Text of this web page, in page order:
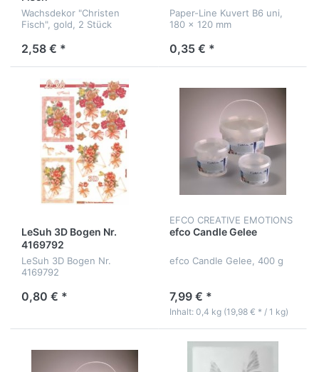
Wachsdekor "Christen
Fisch", gold, 2 Stück
2,58 € *
Paper-Line Kuvert B6 uni,
180 x 120 mm
0,35 € *
LeSuh 3D Bogen Nr.
4169792
LeSuh 3D Bogen Nr.
4169792
0,80 € *
EFCO CREATIVE EMOTIONS
efco Candle Gelee
efco Candle Gelee, 400 g
7,99 € *
Inhalt: 0,4 kg (19,98 € * / 1 kg)